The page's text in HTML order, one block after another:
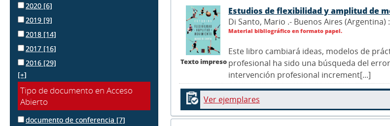
2020 [6]
2019 [9]
2018 [14]
2017 [16]
2016 [29]
[+]
Tipo de documento en Acceso
Abierto
documento de conferencia [7]
Texto impreso
Estudios de flexibilidad y amplitud de
Di Santo, Mario .- Buenos Aires (Argentina)
Material bibliográfico en formato papel.
Este libro cambiará ideas, modelos de
profesional ha sido una búsqueda del
intervención profesional increment[...]
Ver ejemplares